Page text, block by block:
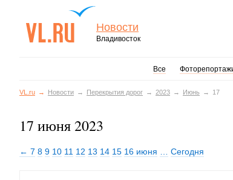
Новости
Владивосток
Все
VL.ru Новости Перекрытия дорог 2023 Июнь 17
17 июня 2023
← 7 8 9 10 11 12 13 14 15 16 июня Сегодня